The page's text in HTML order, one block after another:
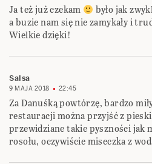
Ja też już czekam
było jak
a buzie nam się nie zamykały i
Wielkie dzięki!
Salsa
9 MAJA 2018 22:45
Za Danuśką powtórzę, bardzo
restauracji można przyjść z
przewidziane takie pyszności jak
rosołu, oczywiście miseczka z